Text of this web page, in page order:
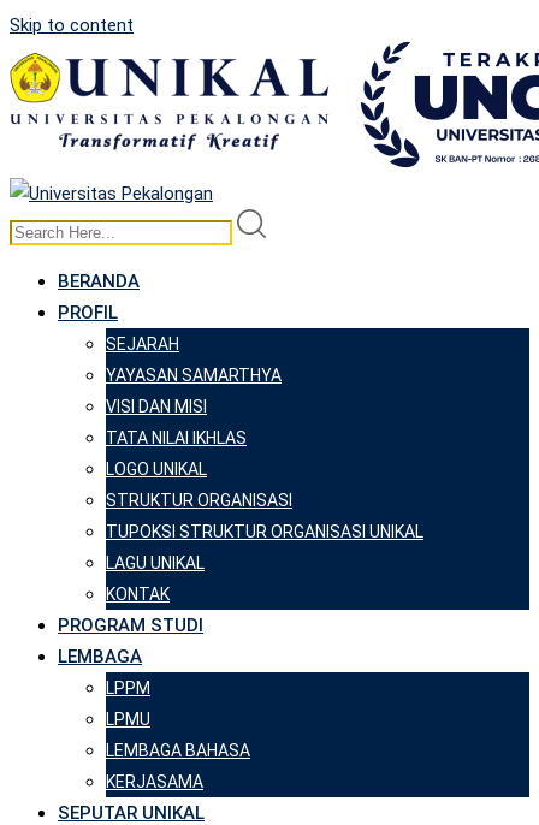
Skip to content
BERANDA
PROFIL
SEJARAH
YAYASAN SAMARTHYA
VISI DAN MISI
TATA NILAI IKHLAS
LOGO UNIKAL
STRUKTUR ORGANISASI
TUPOKSI STRUKTUR ORGANISASI UNIKAL
LAGU UNIKAL
KONTAK
PROGRAM STUDI
LEMBAGA
LPPM
LPMU
LEMBAGA BAHASA
KERJASAMA
SEPUTAR UNIKAL